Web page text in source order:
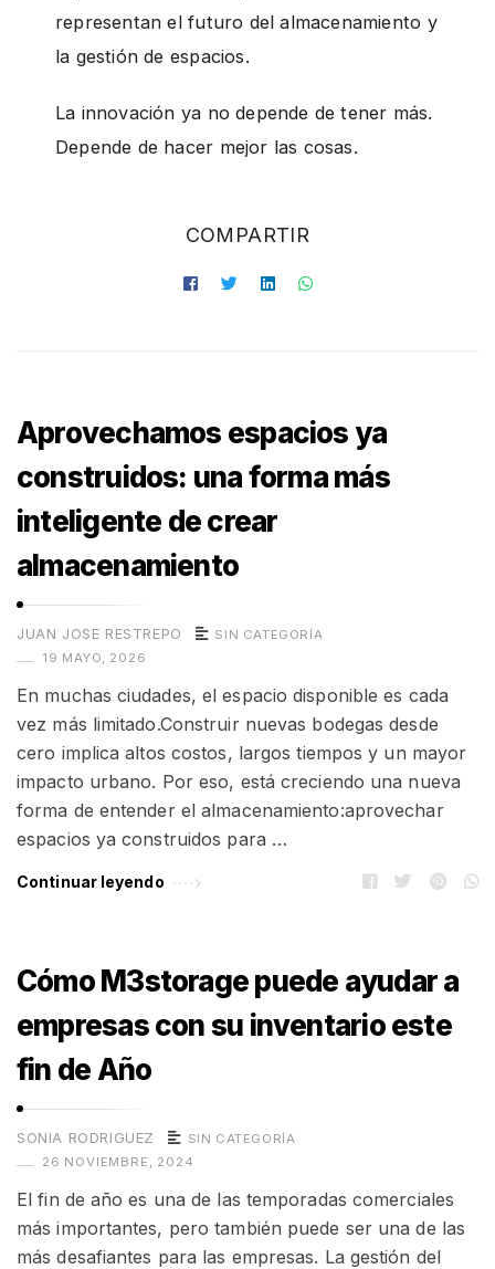
representan el futuro del almacenamiento y
la gestión de espacios.
La innovación ya no depende de tener más.
Depende de hacer mejor las cosas.
COMPARTIR
Aprovechamos espacios ya
construidos: una forma más
inteligente de crear
almacenamiento
JUAN JOSE RESTREPO
SIN CATEGORÍA
19 MAYO, 2026
En muchas ciudades, el espacio disponible es cada
vez más limitado.Construir nuevas bodegas desde
cero implica altos costos, largos tiempos y un mayor
impacto urbano. Por eso, está creciendo una nueva
forma de entender el almacenamiento:aprovechar
espacios ya construidos para …
Continuar leyendo
Cómo M3storage puede ayudar a
empresas con su inventario este
fin de Año
SONIA RODRIGUEZ
SIN CATEGORÍA
26 NOVIEMBRE, 2024
El fin de año es una de las temporadas comerciales
más importantes, pero también puede ser una de las
más desafiantes para las empresas. La gestión del